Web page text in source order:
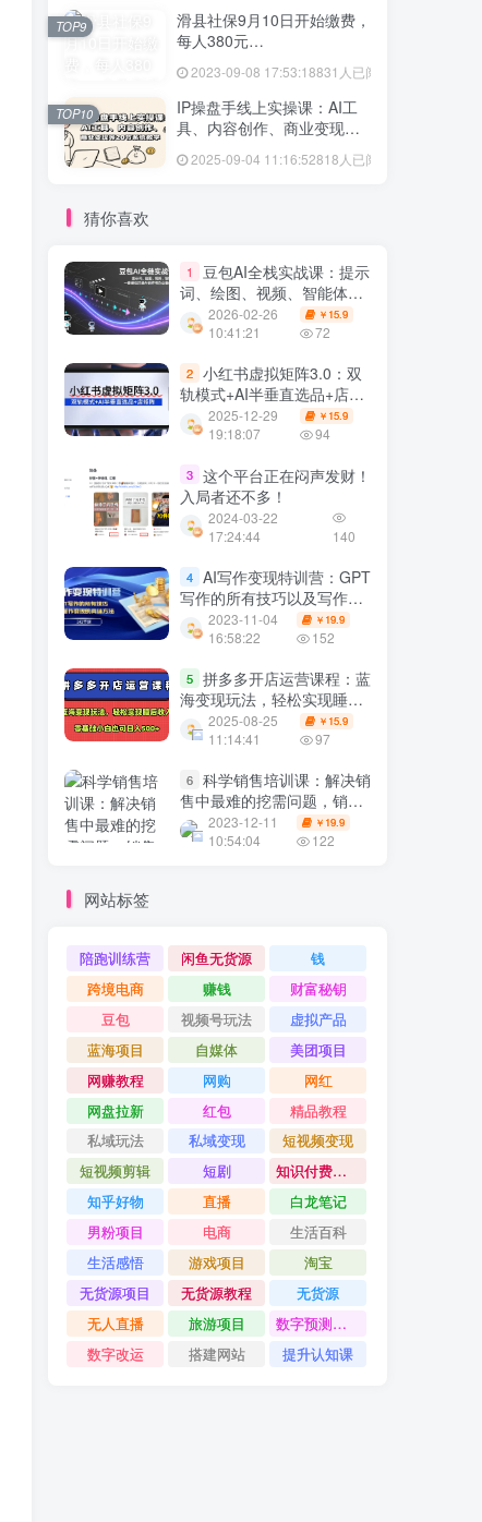
滑县社保9月10日开始缴费，
每人380元…
2023-09-08 17:53:18831人已阅读
TOP9
IP操盘手线上实操课：AI工
具、内容创作、商业变现等
2025-09-04 11:16:52818人已阅读
TOP10
猜你喜欢
1
豆包AI全栈实战课：提示
词、绘图、视频、智能体，
一套课程打通AI创作与办公
自动化
2026-02-26
10:41:21
￥ 15.9
72
2 小红书虚拟矩阵3.0：双
轨模式+AI半垂直选品+店矩
阵
2025-12-29
19:18:07
￥ 15.9
94
3 这个平台正在闷声发财！
入局者还不多！
2024-03-22
17:24:44
140
4 AI写作变现特训营：GPT
写作的所有技巧以及写作变
现的具体方法（141节课）
2023-11-04
16:58:22
￥ 19.9
152
5 拼多多开店运营课程：蓝
海变现玩法，轻松实现睡后
收入，零基础小白也可日入
5张
2025-08-25
11:14:41
￥ 15.9
97
6 科学销售培训课：解决销
售中最难的挖需问题，销售
人必学2023-12-11
10:54:04
￥ 19.9
122
网站标签
陪跑训练营 闲鱼无货源
钱
跨境电商
赚钱
财富秘钥
豆包
视频号玩法
虚拟产品
蓝海项目
自媒体
美团项目
网赚教程
网购
网红
网盘拉新
红包
精品教程
私域玩法
私域变现
短视频变现
短视频剪辑
短剧
知识付费项目
知乎好物
直播
白龙笔记
男粉项目
电商
生活百科
生活感悟
游戏项目
淘宝
无货源项目
无货源教程
无货源
无人直播
旅游项目
数字预测大师
数字改运
搭建网站 提升认知课